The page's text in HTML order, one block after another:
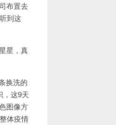
布置去
到这
星，真
换洗的
，这9天
图像方
体疫情